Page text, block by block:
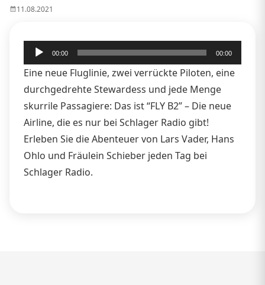
11.08.2021
Audio-
Player
00:00 00:00
Eine neue Fluglinie, zwei verrückte Piloten, eine
durchgedrehte Stewardess und jede Menge
skurrile Passagiere: Das ist “FLY B2” – Die neue
Airline, die es nur bei Schlager Radio gibt!
Erleben Sie die Abenteuer von Lars Vader, Hans
Ohlo und Fräulein Schieber jeden Tag bei
Schlager Radio.